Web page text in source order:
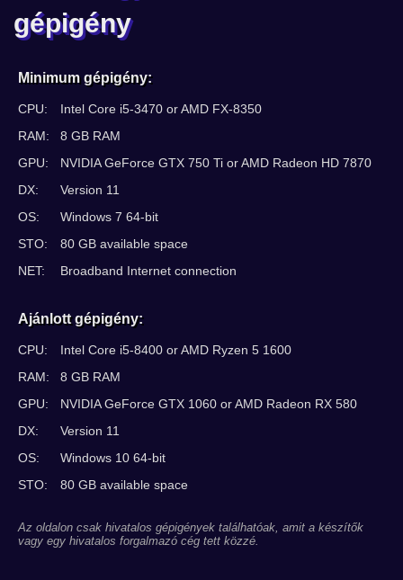
gépigény
Minimum gépigény:
CPU:
Intel Core i5-3470 or AMD FX-8350
RAM:
8 GB RAM
GPU:
NVIDIA GeForce GTX 750 Ti or AMD Radeon HD 7870
DX:
Version 11
OS:
Windows 7 64-bit
STO:
80 GB available space
NET:
Broadband Internet connection
Ajánlott gépigény:
CPU:
Intel Core i5-8400 or AMD Ryzen 5 1600
RAM:
8 GB RAM
GPU:
NVIDIA GeForce GTX 1060 or AMD Radeon RX 580
DX:
Version 11
OS:
Windows 10 64-bit
STO:
80 GB available space
Az oldalon csak hivatalos gépigények találhatóak, amit a készítők
vagy egy hivatalos forgalmazó cég tett közzé.